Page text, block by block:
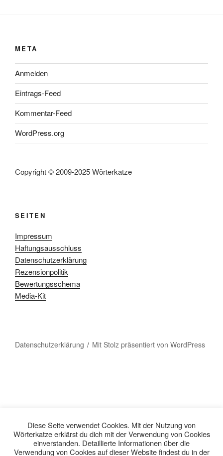
META
Anmelden
Eintrags-Feed
Kommentar-Feed
WordPress.org
Copyright © 2009-2025 Wörterkatze
SEITEN
Impressum
Haftungsausschluss
Datenschutzerklärung
Rezensionpolitik
Bewertungsschema
Media-Kit
Datenschutzerklärung Mit Stolz präsentiert von WordPress
Diese Seite verwendet Cookies. Mit der Nutzung von
Wörterkatze erklärst du dich mit der Verwendung von Cookies
einverstanden. Detaillierte Informationen über die
Verwendung von Cookies auf dieser Website findest du in der